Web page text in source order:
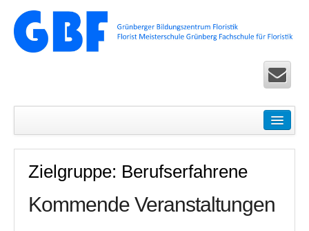
Seminare
Floristik Pur – Basic-Seminare für Einsteiger
Ausbildung Life – Überbetriebliche Seminare in Köln
Zielgruppe: Berufserfahrene
Kommende Veranstaltungen